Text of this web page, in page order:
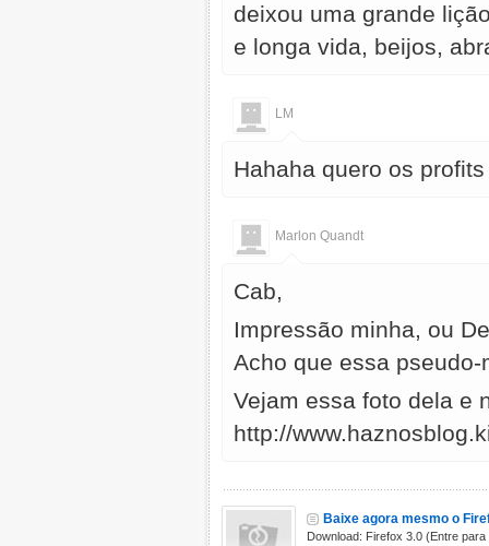
deixou uma grande
e longa vida, beijos,
LM
Hahaha quero os
Marlon Quandt
Cab,
Impressão minha, ou
Acho que essa
Vejam essa foto dela e
http://
Baixe agora mesmo o
Download: Firefox 3.0 (Entre